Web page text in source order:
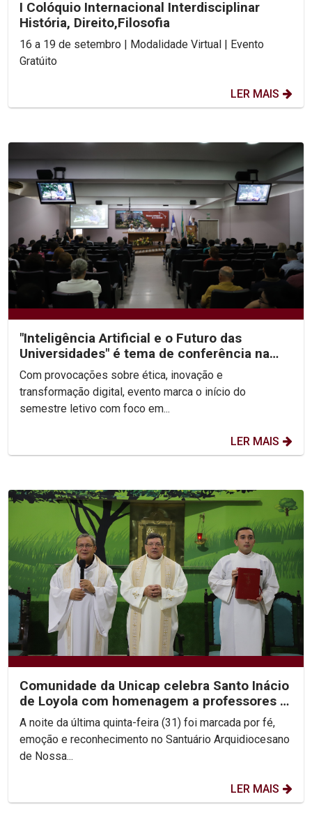
I Colóquio Internacional Interdisciplinar
História, Direito,Filosofia
16 a 19 de setembro | Modalidade Virtual | Evento
LER MAIS
"Inteligência Artificial e o Futuro das
Universidades" é tema de conferência na
abertura da...
Com provocações sobre ética, inovação e
transformação digital, evento marca o início do
semestre letivo com foco em...
LER MAIS
Comunidade da Unicap celebra Santo Inácio
de Loyola com homenagem a professores e
jesuítas
A noite da última quinta-feira (31) foi marcada por fé,
emoção e reconhecimento no Santuário Arquidiocesano
de Nossa...
LER MAIS